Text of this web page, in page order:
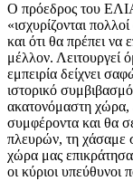
Ο πρόεδρος του
«ισχυρίζονται
και ότι θα πρέπει να
μέλλον. Λειτουργεί
εμπειρία δείχνει
ιστορικό
ακατονόμαστη χώρα,
συμφέροντα και θα
πλευρών, τη χάσαμε
χώρα μας
οι κύριοι